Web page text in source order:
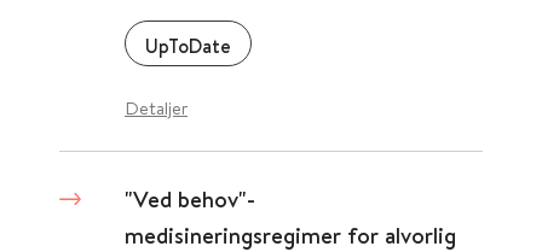
UpToDate
Detaljer
"Ved behov"-
medisineringsregimer for alvorlig